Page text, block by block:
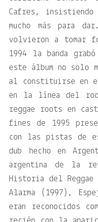
Cafres, insistiendo
mucho más para
volvieron a tomar
1994 la banda
este álbum no solo
al constituirse en el
en la línea del
reggae roots en
fines de 1995
con las pistas de
dub hecho en
argentina de la
Historia del
Alarma (1997),
eran reconocidos